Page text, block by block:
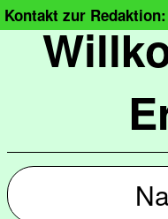
Kontakt zur Redaktion: